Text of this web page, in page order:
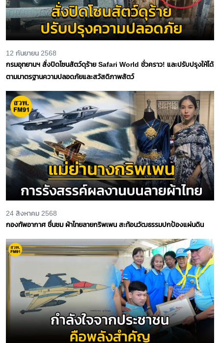
12 กันยายน 2568
กรมอุทยานฯ สั่งปิดโซนสัตว์ดุร้าย Safari World ชั่วคราว! และปรับปรุงให้ได้
ตามมาตรฐานความปลอดภัยและสวัสดิภาพสัตว์
24 สิงหาคม 2568
กองทัพอากาศ ชื่นชม ผ้าไทยลายกริพเพน สะท้อนวัฒธรรมปกป้องแผ่นดิน